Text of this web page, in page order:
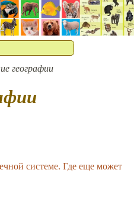
географии
системе. Где еще может